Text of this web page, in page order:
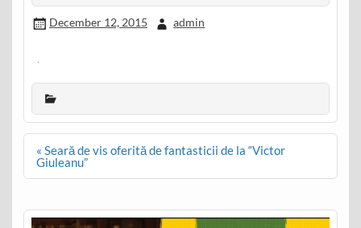
December 12, 2015 admin
Post
navigation
« Seară de vis oferită de fantasticii de la “Victor
Giuleanu”